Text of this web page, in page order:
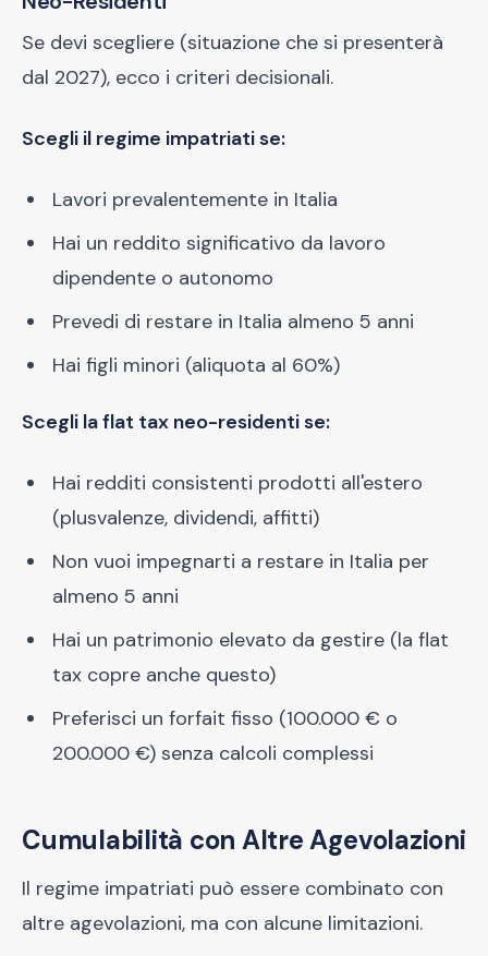
Se devi scegliere (situazione che si presenterà
dal 2027), ecco i criteri decisionali.
Scegli il regime impatriati se:
Lavori prevalentemente in Italia
Hai un reddito significativo da lavoro
dipendente o autonomo
Prevedi di restare in Italia almeno 5 anni
Hai figli minori (aliquota al 60%)
Scegli la flat tax neo-residenti se:
Hai redditi consistenti prodotti all'estero
(plusvalenze, dividendi, affitti)
Non vuoi impegnarti a restare in Italia per
almeno 5 anni
Hai un patrimonio elevato da gestire (la flat
tax copre anche questo)
Preferisci un forfait fisso (100.000 € o
200.000 €) senza calcoli complessi
Cumulabilità con Altre Agevolazioni
Il regime impatriati può essere combinato con
altre agevolazioni, ma con alcune limitazioni.